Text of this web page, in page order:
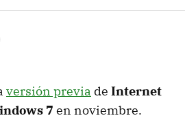
versión previa de Internet
7 en noviembre.